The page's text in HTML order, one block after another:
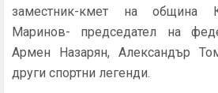
заместник-кмет на община
Маринов- председател на
Армен Назарян, Александър
други спортни легенди.